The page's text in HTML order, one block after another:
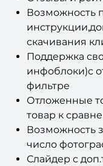
скачивания
Поддержка
инфоблоки)с
фильтре
Отложенные
товар к
Возможность
число
Слайдер с
покупки